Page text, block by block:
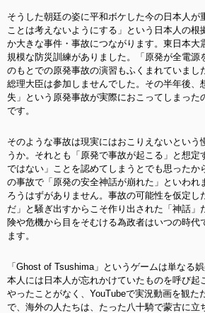
そうした朝廷の姿に平和ボケした今の日本人が
ことは考えないようにする」という日本人の根
か大きな事件・事故につながります。東日本大
規模な防災訓練がありました。「原発が全電源
のもとでの原発事故の演習もふくまれていまし
総理大臣は参加しませんでした。その半年後、
失」という原発事故が実際におこってしまった
です。
そのような事故は現実にはおこりえないという
うか。それとも「原発で事故が起こる」と想定
ではない」ことを認めてしまうとでも思ったか
の事故で「原発の安全神話が崩れた」といわれ
ろうはずがありません。事故の可能性を仮定し
だ」と騒ぎ出すからこそ作り出された「神話」
険や危機から目をそむける為政者はいつの時代
ます。
「Ghost of Tsushima」というゲームは単なる
本人には日本人が忘れかけていたものを呼び起
やったことがなく、YouTubeで実況動画を観た
で、海外の人たちは、たった八十騎で蒙古に立